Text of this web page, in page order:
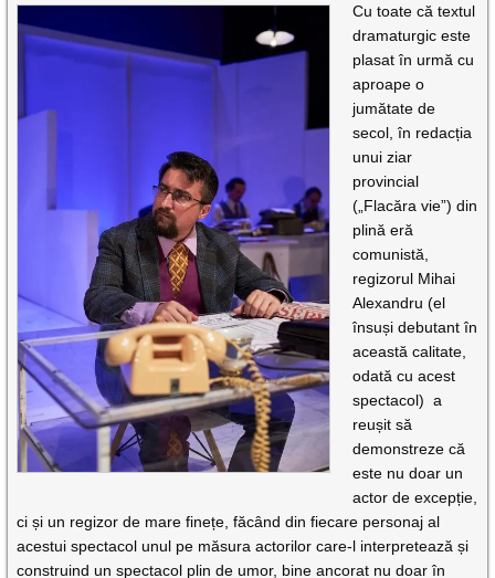
Cu toate că textul
dramaturgic este
plasat în urmă cu
aproape o
jumătate de
secol, în redacția
unui ziar
provincial
(„Flacăra vie”) din
plină eră
comunistă,
regizorul Mihai
Alexandru (el
însuși debutant în
această calitate,
odată cu acest
spectacol) a
reușit să
demonstreze că
este nu doar un
actor de excepție,
ci și un regizor de mare finețe, făcând din fiecare personaj al
acestui spectacol unul pe măsura actorilor care-l interpretează și
construind un spectacol plin de umor, bine ancorat nu doar în